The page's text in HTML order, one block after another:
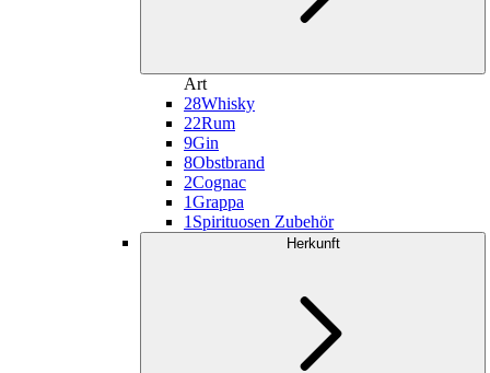
Art
28Whisky
22Rum
9Gin
8Obstbrand
2Cognac
1Grappa
1 Spirituosen Zubehör
Herkunft